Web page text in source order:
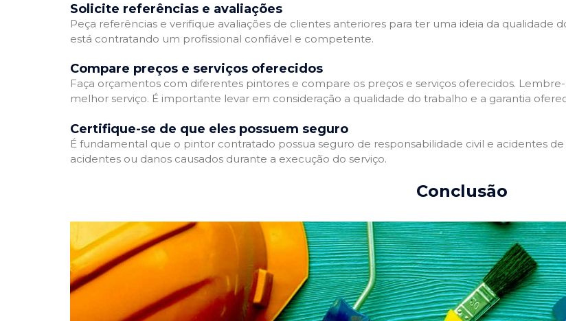
Solicite referências e avaliações
Peça referências e verifique avaliações de clientes anteriores para ter uma ideia da qualidade
está contratando um profissional confiável e competente.
Compare preços e serviços oferecidos
Faça orçamentos com diferentes pintores e compare os preços e serviços oferecidos.
melhor serviço. É importante levar em consideração a qualidade do trabalho e a garantia
Certifique-se de que eles possuem seguro
É fundamental que o pintor contratado possua seguro de responsabilidade civil e acidentes
acidentes ou danos causados durante a execução do serviço.
Conclusão